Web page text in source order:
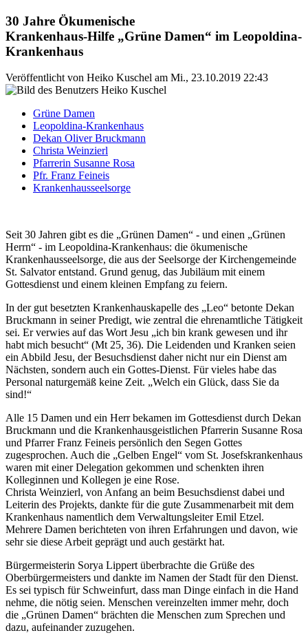
30 Jahre Ökumenische
Krankenhaus-Hilfe „Grüne Damen“ im Leopoldina-
Krankenhaus
Veröffentlicht von Heiko Kuschel am Mi., 23.10.2019 22:43
Grüne Damen
Leopoldina-Krankenhaus
Dekan Oliver Bruckmann
Christa Weinzierl
Pfarrerin Susanne Rosa
Pfr. Franz Feineis
Krankenhausseelsorge
Seit 30 Jahren gibt es die „Grünen Damen“ - und einen „Grünen
Herrn“ - im Leopoldina-Krankenhaus: die ökumenische
Krankenhausseelsorge, die aus der Seelsorge der Kirchengemeinde
St. Salvator entstand. Grund genug, das Jubiläum mit einem
Gottesdienst und einem kleinen Empfang zu feiern.
In der gut besetzten Krankenhauskapelle des „Leo“ betonte Dekan
Bruckmann in seiner Predigt, wie zentral die ehrenamtliche Tätigkeit
sei. Er verwies auf das Wort Jesu „ich bin krank gewesen und ihr
habt mich besucht“ (Mt 25, 36). Die Leidenden und Kranken seien
ein Abbild Jesu, der Besuchsdienst daher nicht nur ein Dienst am
Nächsten, sondern auch ein Gottes-Dienst. Für vieles habe das
Personal naturgemäß keine Zeit. „Welch ein Glück, dass Sie da
sind!“
Alle 15 Damen und ein Herr bekamen im Gottesdienst durch Dekan
Bruckmann und die Krankenhausgeistlichen Pfarrerin Susanne Rosa
und Pfarrer Franz Feineis persönlich den Segen Gottes
zugesprochen. Auch die „Gelben Engel“ vom St. Josefskrankenhaus
waren mit einer Delegation gekommen und schenkten ihren
Kolleginnen und Kollegen je eine Rose.
Christa Weinzierl, von Anfang an beim Besuchsdienst dabei und
Leiterin des Projekts, dankte für die gute Zusammenarbeit mit dem
Krankenhaus namentlich dem Verwaltungsleiter Emil Etzel.
Mehrere Damen berichteten von ihren Erfahrungen und davon, wie
sehr sie diese Arbeit geprägt und auch gestärkt hat.
Bürgermeisterin Sorya Lippert überbrachte die Grüße des
Oberbürgermeisters und dankte im Namen der Stadt für den Dienst.
Es sei typisch für Schweinfurt, dass man Dinge einfach in die Hand
nehme, die nötig seien. Menschen vereinzelten immer mehr, doch
die „Grünen Damen“ brächten die Menschen zum Sprechen und
dazu, aufeinander zuzugehen.